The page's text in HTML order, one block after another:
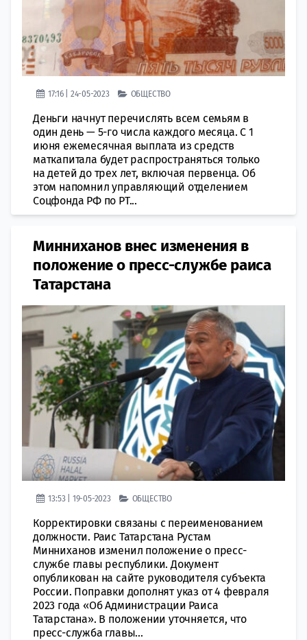
17:16 | 24-05-2023 ОБЩЕСТВО
Деньги начнут перечислять всем семьям в
один день — 5-го числа каждого месяца. С 1
июня ежемесячная выплата из средств
маткапитала будет распространяться только
на детей до трех лет, включая первенца. Об
этом напомнил управляющий отделением
Соцфонда РФ по РТ...
Минниханов внес изменения в
положение о пресс-службе раиса
Татарстана
13:53 | 19-05-2023 ОБЩЕСТВО
Корректировки связаны с переименованием
должности. Раис Татарстана Рустам
Минниханов изменил положение о пресс-
службе главы республики. Документ
опубликован на сайте руководителя субъекта
России. Поправки дополнят указ от 4 февраля
2023 года «Об Администрации Раиса
Татарстана». В положении уточняется, что
пресс-служба главы...